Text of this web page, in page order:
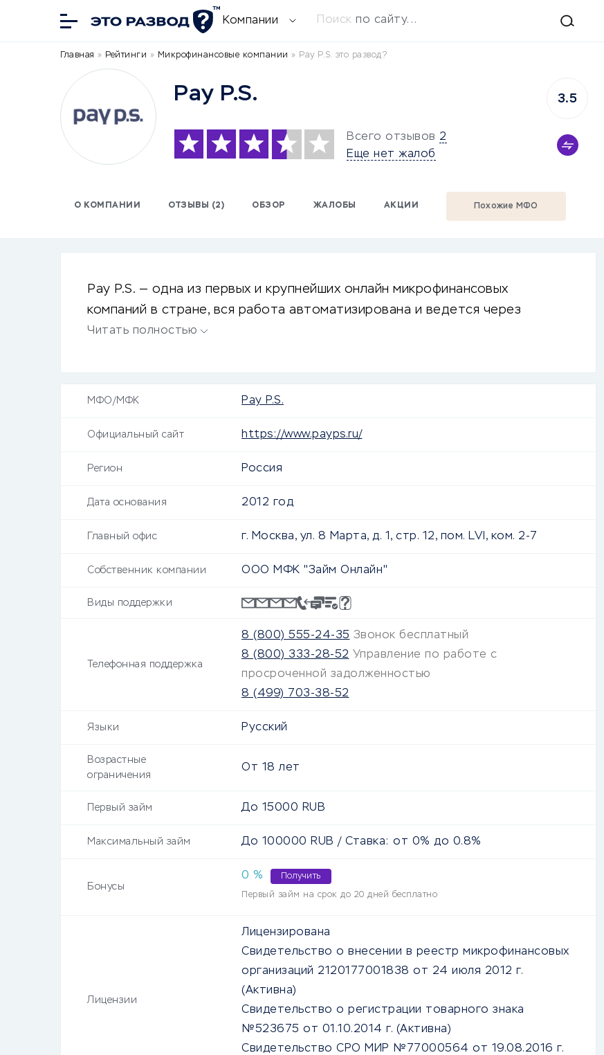
Компании Поиск по сайту...
Главная » Рейтинги » Микрофинансовые компании » Pay P.S. это развод?
Pay P.S.
Всего отзывов 2
Еще нет жалоб
3.5
О КОМПАНИИ ОТЗЫВЫ (2) ОБЗОР ЖАЛОБЫ АКЦИИ Похожие МФО
Pay P.S. — одна из первых и крупнейших онлайн микрофинансовых
компаний в стране, вся работа автоматизирована и ведется через
интернет, мгновенное рассмотрение заявок, круглосуточная поддержка.
Читать полностью
МФО/МФК Pay P.S.
Официальный сайт https://www.payps.ru/
Регион Россия
Дата основания 2012 год
Главный офис г. Москва, ул. 8 Марта, д. 1, стр. 12, пом. LVI, ком. 2-7
Собственник компании ООО МФК "Займ Онлайн"
Виды поддержки
Телефонная поддержка
8 (800) 555-24-35 Звонок бесплатный
8 (800) 333-28-52 Управление по работе с
просроченной задолженностью
8 (499) 703-38-52
Языки Русский
Возрастные
ограничения
От 18 лет
Первый займ До 15000 RUB
Максимальный займ До 100000 RUB / Ставка: от 0% до 0.8%
Бонусы
0 % Получить
Первый займ на срок до 20 дней бесплатно
Лицензии
Лицензирована
Свидетельство о внесении в реестр микрофинансовых
организаций 2120177001838 от 24 июля 2012 г.
(Активна)
Свидетельство о регистрации товарного знака
№523675 от 01.10.2014 г. (Активна)
Свидетельство СРО МИР №77000564 от 19.08.2016 г.